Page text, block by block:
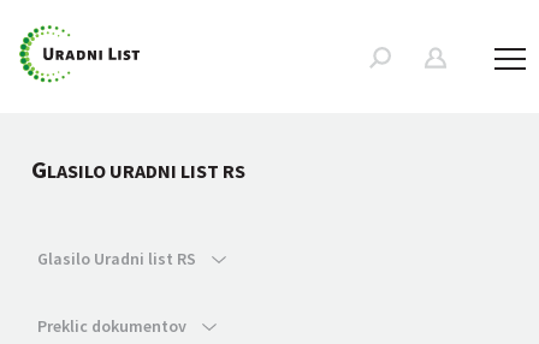
GLASILO URADNI LIST RS
Glasilo Uradni list RS
Preklic dokumentov